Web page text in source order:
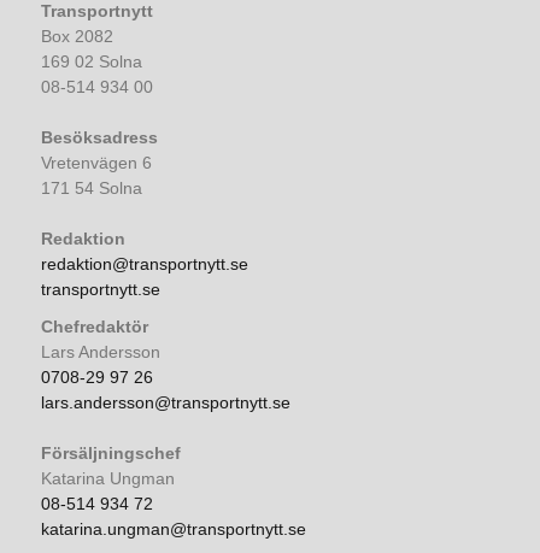
Transportnytt
Box 2082
169 02 Solna
08-514 934 00
Besöksadress
Vretenvägen 6
171 54 Solna
Redaktion
redaktion@transportnytt.se
transportnytt.se
Chefredaktör
Lars Andersson
0708-29 97 26
lars.andersson@transportnytt.se
Försäljningschef
Katarina Ungman
08-514 934 72
katarina.ungman@transportnytt.se